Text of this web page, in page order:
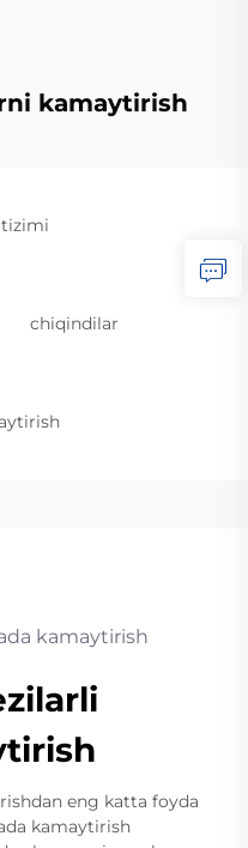
kamaytirish
chiqindilar
eng katta foyda
kamaytirish